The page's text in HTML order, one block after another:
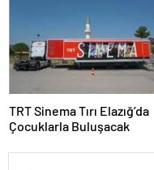
TRT Sinema Tırı Elazığ’da
Çocuklarla Buluşacak